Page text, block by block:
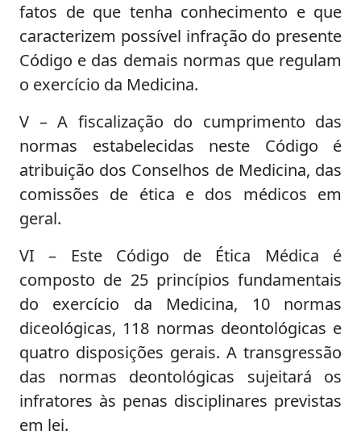
fatos de que tenha conhecimento e que
caracterizem possível infração do presente
Código e das demais normas que regulam
o exercício da Medicina.
V – A fiscalização do cumprimento das
normas estabelecidas neste Código é
atribuição dos Conselhos de Medicina, das
comissões de ética e dos médicos em
geral.
VI – Este Código de Ética Médica é
composto de 25 princípios fundamentais
do exercício da Medicina, 10 normas
diceológicas, 118 normas deontológicas e
quatro disposições gerais. A transgressão
das normas deontológicas sujeitará os
infratores às penas disciplinares previstas
em lei.